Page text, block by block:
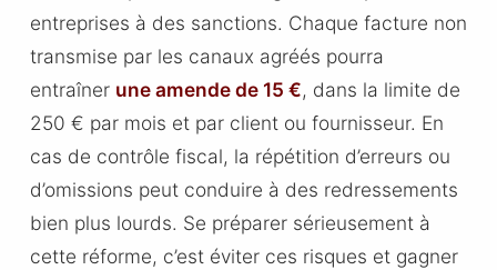
entreprises à des sanctions. Chaque facture non
transmise par les canaux agréés pourra
entraîner une amende de 15 €, dans la limite de
250 € par mois et par client ou fournisseur. En
cas de contrôle fiscal, la répétition d’erreurs ou
d’omissions peut conduire à des redressements
bien plus lourds. Se préparer sérieusement à
cette réforme, c’est éviter ces risques et gagner